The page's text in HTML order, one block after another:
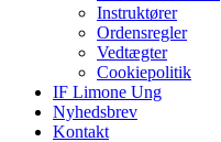
Instruktører
Ordensregler
Vedtægter
Cookiepolitik
IF Limone Ung
Nyhedsbrev
Kontakt